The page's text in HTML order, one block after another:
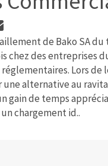
de Bako SA
chez des entreprises
Lors de
une alternative au
gain de temps
chargement id..